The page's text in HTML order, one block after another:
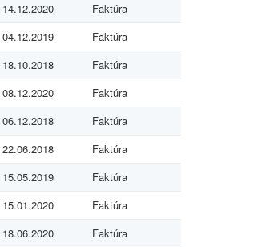
14.12.2020
Faktúra
04.12.2019
Faktúra
18.10.2018
Faktúra
08.12.2020
Faktúra
06.12.2018
Faktúra
22.06.2018
Faktúra
15.05.2019
Faktúra
15.01.2020
Faktúra
18.06.2020
Faktúra